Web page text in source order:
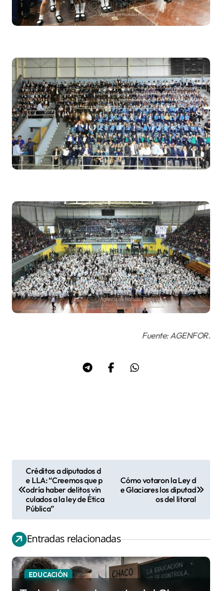
Fuente: AGENFOR.
e
g
c
i
Créditos a diputados d
e LLA: “Creemos que p
odría haber delitos vin
culados a la ley de Ética
Pública”
Cómo votaron la Ley d
e Glaciares los diputad
os del litoral
Entradas relacionadas
EDUCACIÓN